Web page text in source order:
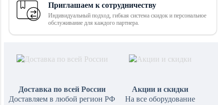
Приглашаем к сотрудничеству
Индивидуальный подход, гибкая система скидок и персональное
обслуживание для каждого партнера.
Доставка по всей России
Доставляем в любой регион РФ
Акции и скидки
На все оборудование